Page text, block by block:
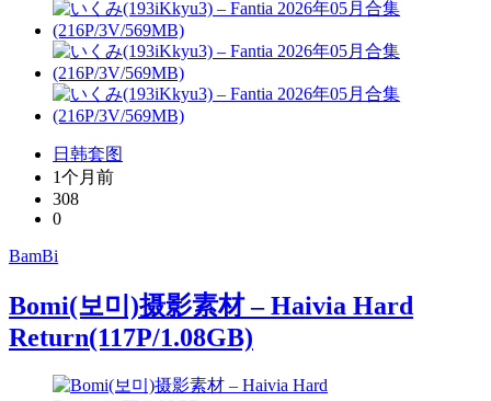
日韩套图
1个月前
308
0
BamBi
Bomi(보미)摄影素材 – Haivia Hard
Return(117P/1.08GB)